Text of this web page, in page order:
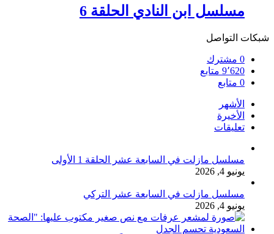
مسلسل ابن النادي الحلقة 6
شبكات التواصل
0 مشترك
9٬620 متابع
0 متابع
الأشهر
الأخيرة
تعليقات
مسلسل مازلت في السابعة عشر الحلقة 1 الأولى
يونيو 4, 2026
مسلسل مازلت في السابعة عشر التركي
يونيو 4, 2026